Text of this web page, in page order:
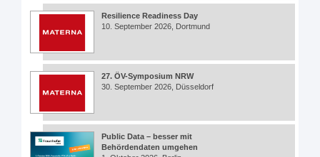
Resilience Readiness Day
10. September 2026, Dortmund
27. ÖV-Symposium NRW
30. September 2026, Düsseldorf
Public Data – besser mit
Behördendaten umgehen